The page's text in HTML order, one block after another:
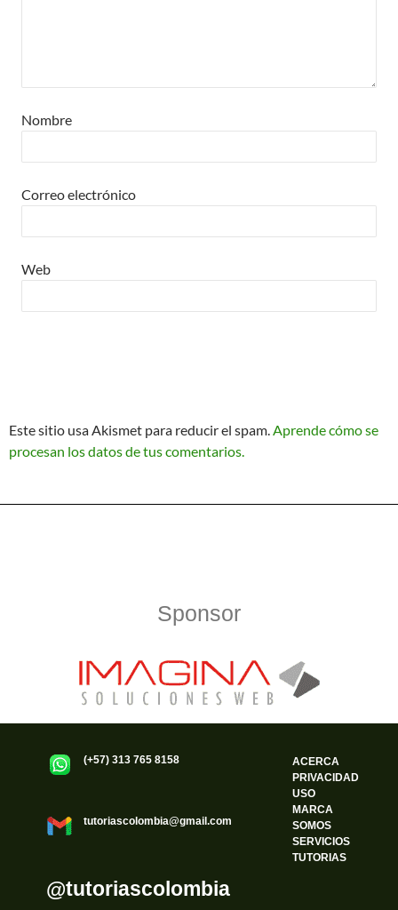
Nombre
Correo electrónico
Web
Este sitio usa Akismet para reducir el spam.Aprende cómo se
procesan los datos de tus comentarios.
Sponsor
(+57) 313 765 8158
tutoriascolombia@gmail.com
@tutoriascolombia
ACERCA
PRIVACIDAD
USO
MARCA
SOMOS
SERVICIOS
TUTORIAS